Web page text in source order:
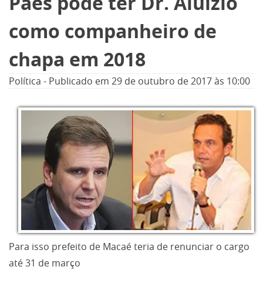
Geral
Cidades
Política
Nacional
Informe especial
por:
como companheiro de
chapa em 2018
Política - Publicado em 29 de outubro de 2017às 10:00
Para isso prefeito de Macaé teria de renunciar o cargo
até 31 de março